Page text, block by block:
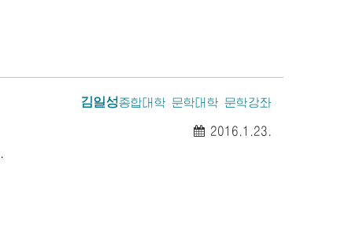
김일성종합대학 문학대학 문학강좌
2016.1.23.